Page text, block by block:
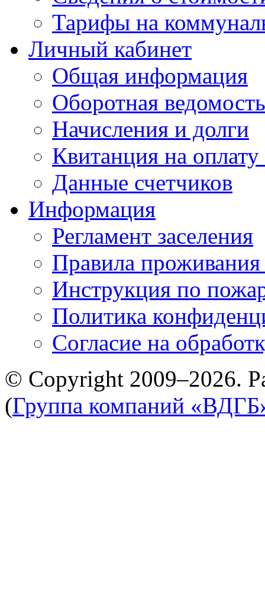
Тарифы на
Личный кабинет
Общая информация
Оборотная ведомость
Начисления и долги
Квитанция на
Данные счетчиков
Информация
Регламент заселения
Правила
Инструкция по
Политика
Cогласие на
© Copyright 2009–2026.
(Группа компаний